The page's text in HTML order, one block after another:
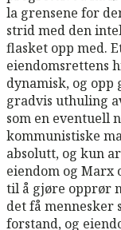
la grensene for
strid med den
flasket opp med.
eiendomsrettens
dynamisk, og
gradvis uthuling
som en eventuell
kommunistiske
absolutt, og kun
eiendom og Marx
til å gjøre opprør
det få mennesker
forstand, og